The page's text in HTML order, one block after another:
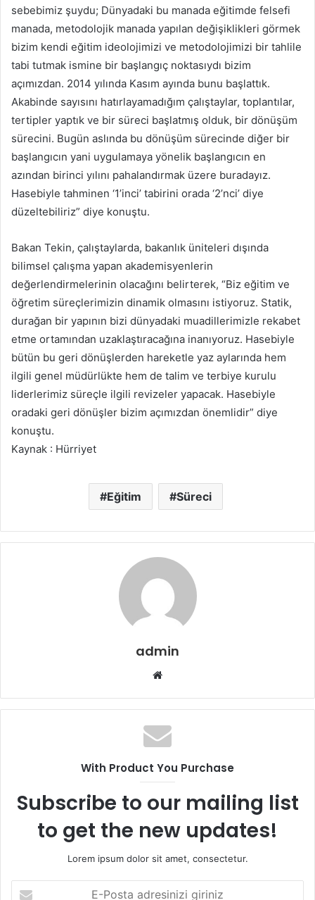
sebebimiz şuydu; Dünyadaki bu manada eğitimde felsefi
manada, metodolojik manada yapılan değişiklikleri görmek
bizim kendi eğitim ideolojimizi ve metodolojimizi bir tahlile
tabi tutmak ismine bir başlangıç noktasıydı bizim
açımızdan. 2014 yılında Kasım ayında bunu başlattık.
Akabinde sayısını hatırlayamadığım çalıştaylar, toplantılar,
tertipler yaptık ve bir süreci başlatmış olduk, bir dönüşüm
sürecini. Bugün aslında bu dönüşüm sürecinde diğer bir
başlangıcın yani uygulamaya yönelik başlangıcın en
azından birinci yılını pahalandırmak üzere buradayız.
Hasebiyle tahminen ‘1’inci’ tabirini orada ‘2’nci’ diye
düzeltebiliriz” diye konuştu.
Bakan Tekin, çalıştaylarda, bakanlık üniteleri dışında
bilimsel çalışma yapan akademisyenlerin
değerlendirmelerinin olacağını belirterek, “Biz eğitim ve
öğretim süreçlerimizin dinamik olmasını istiyoruz. Statik,
durağan bir yapının bizi dünyadaki muadillerimizle rekabet
etme ortamından uzaklaştıracağına inanıyoruz. Hasebiyle
bütün bu geri dönüşlerden hareketle yaz aylarında hem
ilgili genel müdürlükte hem de talim ve terbiye kurulu
liderlerimiz süreçle ilgili revizeler yapacak. Hasebiyle
oradaki geri dönüşler bizim açımızdan önemlidir” diye
konuştu.
Kaynak : Hürriyet
Eğitim Süreci
admin
Web
With Product You Purchase
Subscribe to our mailing list
to get the new updates!
Lorem ipsum dolor sit amet, consectetur.